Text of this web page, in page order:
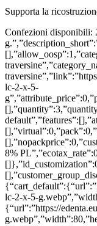
Supporta la
Confezioni disponibili:
lc-2-x-5-
8%
lc-2-x-5-
{“url”:”https://